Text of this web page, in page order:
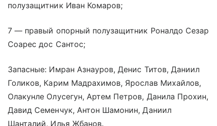
полузащитник Иван Комаров;
7 — правый опорный полузащитник Роналдо Сезар
Соарес дос Сантос;
Запасные: Имран Азнауров, Денис Титов, Даниил
Голиков, Карим Мадрахимов, Ярослав Михайлов,
Олакунле Олусегун, Артем Петров, Данила Прохин,
Давид Семенчук, Антон Шамонин, Даниил
Шанталий, Илья Жбанов.